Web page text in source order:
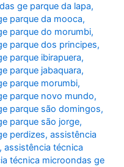
ge parque da lapa,
parque da mooca,
parque do morumbi,
parque dos principes,
parque ibirapuera,
parque jabaquara,
parque morumbi,
parque novo mundo,
parque são domingos,
parque são jorge,
perdizes,assistência
,assistência técnica
técnica microondas ge